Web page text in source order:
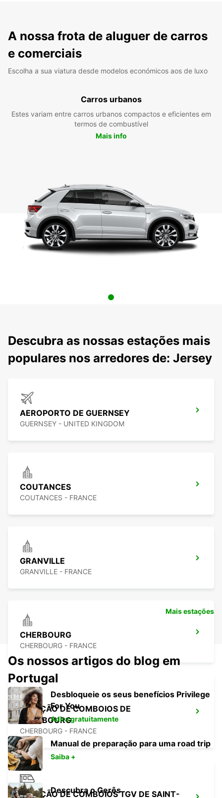
A nossa frota de aluguer de carros
e comerciais
Escolha a sua viatura desde modelos económicos aos de luxo
Carros urbanos
Estes variam entre carros urbanos compactos e eficientes em
termos de combustível
Mais info
Descubra as nossas estações mais
populares nos arredores de: Jersey
AEROPORTO DE GUERNSEY
GUERNSEY - UNITED KINGDOM
COUTANCES
COUTANCES - FRANCE
GRANVILLE
GRANVILLE - FRANCE
CHERBOURG
CHERBOURG - FRANCE
ESTAÇÃO DE COMBOIOS DE
CHERBOURG
CHERBOURG - FRANCE
ESTAÇÃO DE COMBOIOS TGV DE SAINT-
Mais estações
Os nossos artigos do blog em
Portugal
Desbloqueie os seus benefícios Privilege
For You
Adira gratuitamente
Manual de preparação para uma road trip
Saiba +
Descubra o Gerês